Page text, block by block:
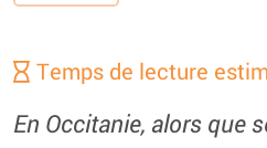
Temps de lecture
En Occitanie, alors que